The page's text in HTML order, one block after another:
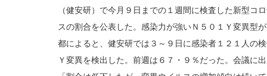
（健安研）で今月９日までの１週間に検査した新型コ
スの割合を公表した。感染力が強いＮ５０１Ｙ変異型
都によると、健安研では３～９日に感染者１２１人の
Ｙ変異を検出した。前週は６７・９％だった。会議に